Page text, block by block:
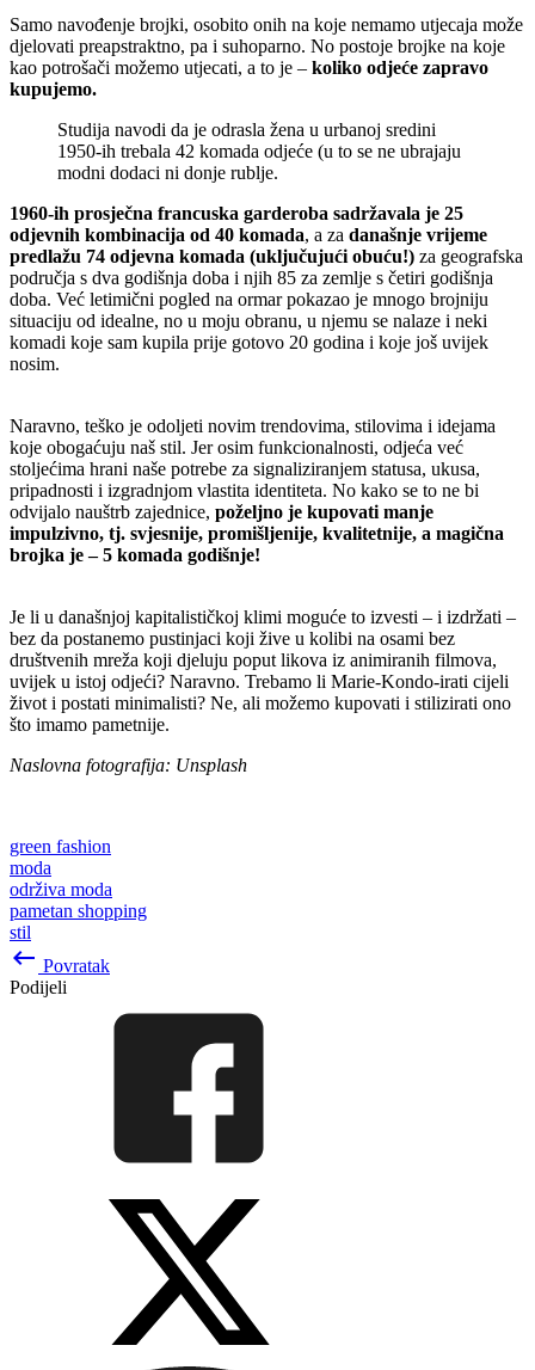
Samo navođenje brojki, osobito onih na koje nemamo utjecaja može
djelovati preapstraktno, pa i suhoparno. No postoje brojke na koje
kao potrošači možemo utjecati, a to je – koliko odjeće zapravo
kupujemo.
Studija navodi da je odrasla žena u urbanoj sredini
1950-ih trebala 42 komada odjeće (u to se ne ubrajaju
modni dodaci ni donje rublje.
1960-ih prosječna francuska garderoba sadržavala je 25
odjevnih kombinacija od 40 komada, a za današnje vrijeme
predlažu 74 odjevna komada (uključujući obuću!) za geografska
područja s dva godišnja doba i njih 85 za zemlje s četiri godišnja
doba. Već letimični pogled na ormar pokazao je mnogo brojniju
situaciju od idealne, no u moju obranu, u njemu se nalaze i neki
komadi koje sam kupila prije gotovo 20 godina i koje još uvijek
nosim.
Naravno, teško je odoljeti novim trendovima, stilovima i idejama
koje obogaćuju naš stil. Jer osim funkcionalnosti, odjeća već
stoljećima hrani naše potrebe za signaliziranjem statusa, ukusa,
pripadnosti i izgradnjom vlastita identiteta. No kako se to ne bi
odvijalo nauštrb zajednice, poželjno je kupovati manje
impulzivno, tj. svjesnije, promišljenije, kvalitetnije, a magična
brojka je – 5 komada godišnje!
Je li u današnjoj kapitalističkoj klimi moguće to izvesti – i izdržati –
bez da postanemo pustinjaci koji žive u kolibi na osami bez
društvenih mreža koji djeluju poput likova iz animiranih filmova,
uvijek u istoj odjeći? Naravno. Trebamo li Marie-Kondo-irati cijeli
život i postati minimalisti? Ne, ali možemo kupovati i stilizirati ono
što imamo pametnije.
Naslovna fotografija: Unsplash
green fashion
moda
održiva moda
pametan shopping
stil
keyboard_backspace Povratak
Podijeli